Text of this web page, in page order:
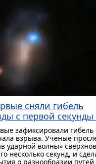
сняли гибель
с первой
зафиксировали гибель
взрыва. Ученые
ударной волны»
несколько секунд, и
о разнообразии путей